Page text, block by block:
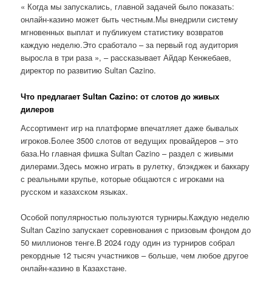
« Когда мы запускались, главной задачей было показать:
онлайн-казино может быть честным.Мы внедрили систему
мгновенных выплат и публикуем статистику возвратов
каждую неделю.Это сработало – за первый год аудитория
выросла в три раза », – рассказывает Айдар Кенжебаев,
директор по развитию Sultan Cazino.
Что предлагает Sultan Cazino: от слотов до живых
дилеров
Ассортимент игр на платформе впечатляет даже бывалых
игроков.Более 3500 слотов от ведущих провайдеров – это
база.Но главная фишка Sultan Cazino – раздел с живыми
дилерами.Здесь можно играть в рулетку, блэкджек и баккару
с реальными крупье, которые общаются с игроками на
русском и казахском языках.
Особой популярностью пользуются турниры.Каждую неделю
Sultan Cazino запускает соревнования с призовым фондом до
50 миллионов тенге.В 2024 году один из турниров собрал
рекордные 12 тысяч участников – больше, чем любое другое
онлайн-казино в Казахстане.